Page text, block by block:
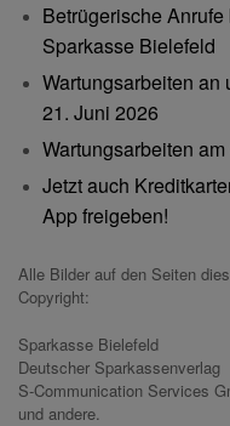
Betrügerische
Sparkasse Bielefeld
Wartungsarbeiten an
21. Juni 2026
Wartungsarbeiten
Jetzt auch
App freigeben!
Alle Bilder auf den Seiten
Copyright:
Sparkasse Bielefeld
Deutscher Sparkassenverlag
S-Communication Services
und andere.